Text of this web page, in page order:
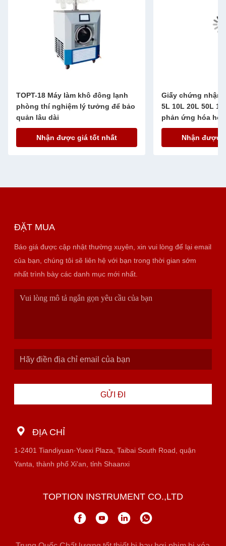
TOPT-18 Máy làm khô đông lạnh
phòng thí nghiệm lý tưởng để bảo
quản lâu dài
Nhận được giá tốt nhất
Giấy chứng nhận
5L 10L 20L 50L
phản ứng hóa học
Nhận được
ĐẶT MUA
Báo giá được cập nhật thường xuyên, xin vui lòng để lại email
của bạn, chúng tôi sẽ liên hệ với bạn trong thời gian sớm
nhất trình bày các danh mục mới nhất.
GỬI ĐI
ĐỊA CHỈ
1-2401 Tiandiyuan·Yuexi Plaza, Taibai South Road, quận
Yanta, thành phố Xi'an, tỉnh Shaanxi
TOPTION INSTRUMENT CO.,LTD